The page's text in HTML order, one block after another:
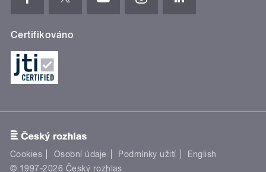
Certifikováno
Cookies Osobní údaje Podmínky užití
English
© 1997-2026 Český rozhlas